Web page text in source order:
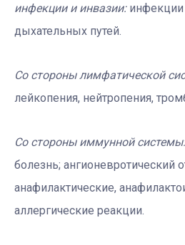
инфекции и инвазии:инфекции
дыхательных путей.
Со стороны лимфатической
лейкопения, нейтропения,
Со стороны иммунной системы:
болезнь; ангионевротический
анафилактические,
аллергические реакции.